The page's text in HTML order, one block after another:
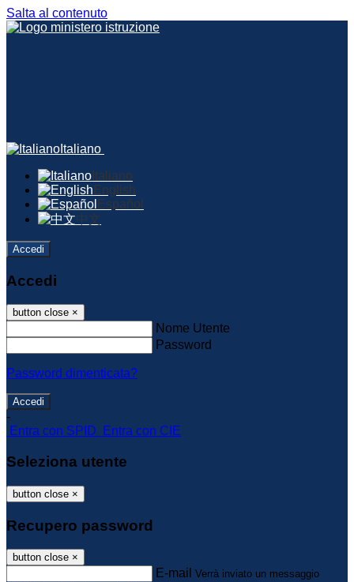
Salta al contenuto
Italiano
Italiano
English
Español
中文
Accedi
Accedi
button close ×
Nome Utente
Password
Password dimenticata?
-
Entra con SPID
Entra con CIE
Seleziona utente
button close ×
Recupero password
button close ×
E-mail Verrà inviato un messaggio